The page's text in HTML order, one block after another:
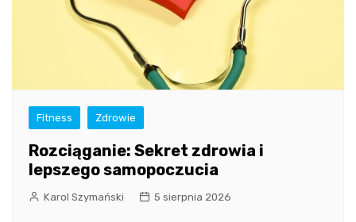
Fitness Zdrowie
Rozciąganie: Sekret zdrowia i
lepszego samopoczucia
Karol Szymański 5 sierpnia 2026